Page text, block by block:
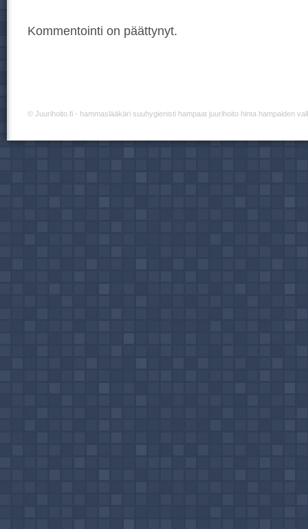
Kommentointi on päättynyt.
© Juurihoito.fi - hammaslääkäri suuhygienisti hampaat juurihoito hinta hampaiden